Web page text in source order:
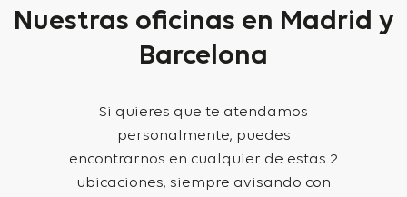
Nuestras oficinas en Madrid y
Barcelona
Si quieres que te atendamos
personalmente, puedes
encontrarnos en cualquier de estas 2
ubicaciones, siempre avisando con